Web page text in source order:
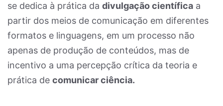
se dedica à prática da divulgação científica a
partir dos meios de comunicação em diferentes
formatos e linguagens, em um processo não
apenas de produção de conteúdos, mas de
incentivo a uma percepção crítica da teoria e
prática de comunicar ciência.